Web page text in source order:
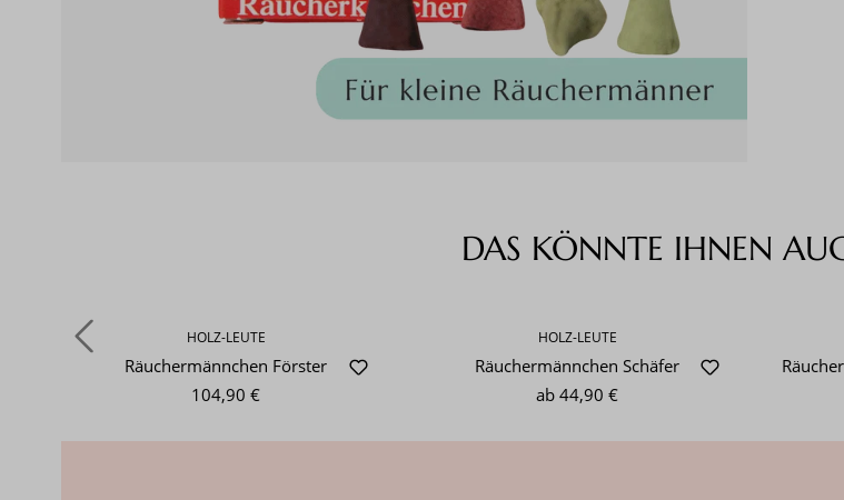
DAS KÖNNTE IHNEN
HOLZ-LEUTE
Räuchermännchen Förster
104,90 €
HOLZ-LEUTE
Räuchermännchen Schäfer
ab 44,90 €